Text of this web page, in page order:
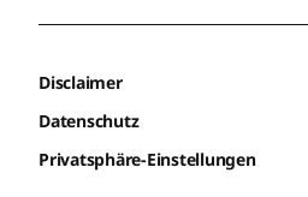
Disclaimer
Datenschutz
Privatsphäre-Einstellungen